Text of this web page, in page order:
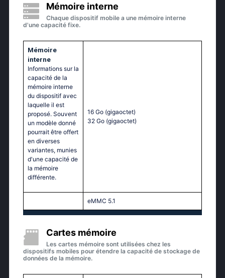
Mémoire interne
Chaque dispositif mobile a une mémoire interne
d'une capacité fixe.
Mémoire
interne
Informations sur la
capacité de la
mémoire interne
du dispositif avec
laquelle il est
proposé. Souvent
un modèle donné
pourrait être offert
en diverses
variantes, munies
d'une capacité de
la mémoire
différente.
16 Go (gigaoctet)
32 Go (gigaoctet)
eMMC 5.1
Cartes mémoire
Les cartes mémoire sont utilisées chez les
dispositifs mobiles pour étendre la capacité de stockage de
données de la mémoire.